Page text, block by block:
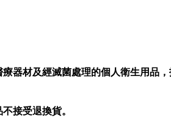
器材及經滅菌處理的個人衛生用品，
接受退換貨。